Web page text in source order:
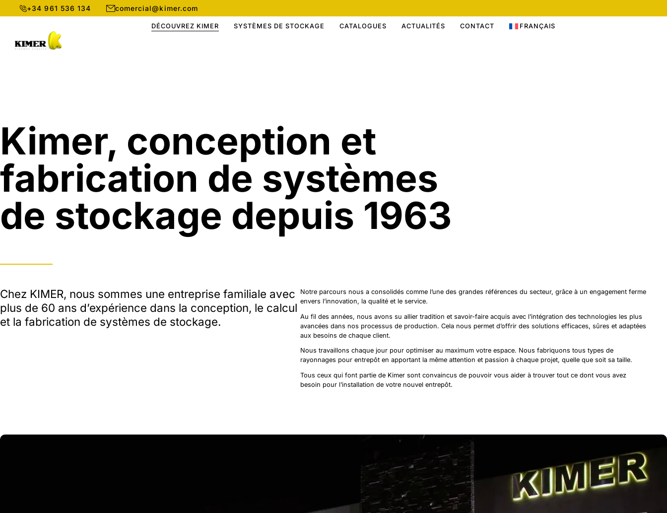
+34 961 536 134 comercial@kimer.com
DÉCOUVREZ KIMER SYSTÈMES DE STOCKAGE CATALOGUES ACTUALITÉS CONTACT FRANÇAIS
Kimer, conception et
fabrication de systèmes
de stockage depuis 1963
Chez KIMER, nous sommes une entreprise familiale avec
plus de 60 ans d’expérience dans la conception, le calcul
et la fabrication de systèmes de stockage.
Notre parcours nous a consolidés comme l’une des grandes références du secteur, grâce à un engagement ferme
envers l’innovation, la qualité et le service.
Au fil des années, nous avons su allier tradition et savoir-faire acquis avec l’intégration des technologies les plus
avancées dans nos processus de production. Cela nous permet d’offrir des solutions efficaces, sûres et adaptées
aux besoins de chaque client.
Nous travaillons chaque jour pour optimiser au maximum votre espace. Nous fabriquons tous types de
rayonnages pour entrepôt en apportant la même attention et passion à chaque projet, quelle que soit sa taille.
Tous ceux qui font partie de Kimer sont convaincus de pouvoir vous aider à trouver tout ce dont vous avez
besoin pour l’installation de votre nouvel entrepôt.